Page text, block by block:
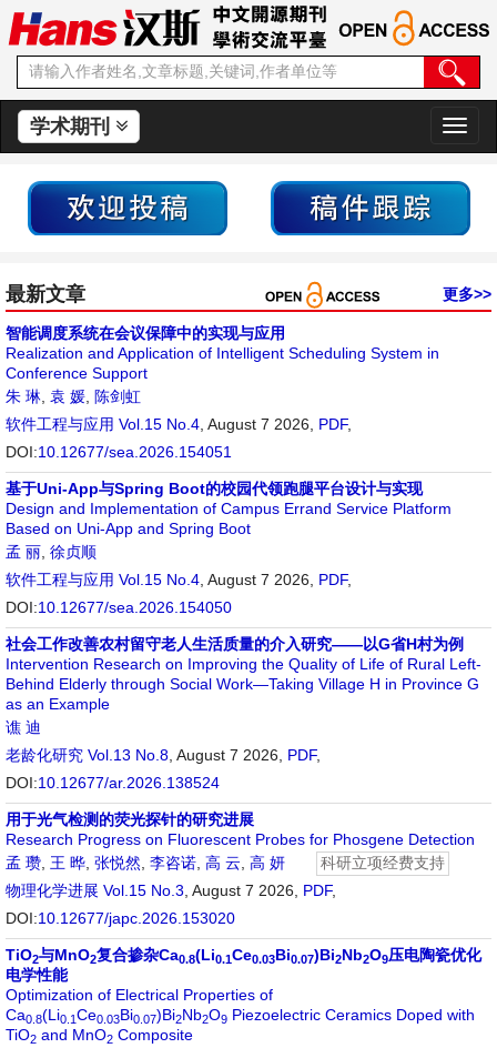
学术期刊
切
换
航
最新文章 更多>>
智能调度系统在会议保障中的实现与应用
Realization and Application of Intelligent Scheduling System in
Conference Support
朱 琳 袁 媛
陈剑虹
软件工程与应用 Vol.15 No.4 , August 7 2026, PDF,
DOI:10.12677/sea.2026.154051
基于Uni-App与Spring Boot的校园代领跑腿平台设计与实现
Design and Implementation of Campus Errand Service Platform
Based on Uni-App and Spring Boot
孟 丽 徐贞顺
软件工程与应用 Vol.15 No.4 , August 7 2026, PDF,
DOI:10.12677/sea.2026.154050
社会工作改善农村留守老人生活质量的介入研究——以G省H村为例
Intervention Research on Improving the Quality of Life of Rural Left-
Behind Elderly through Social Work—Taking Village H in Province G
as an Example
谯 迪
老龄化研究 Vol.13 No.8 , August 7 2026, PDF,
DOI:10.12677/ar.2026.138524
用于光气检测的荧光探针的研究进展
Research Progress on Fluorescent Probes for Phosgene Detection
孟 瓒 王 晔 张悦然 李咨诺 高 云 高 妍
科研立项经费支持
物理化学进展 Vol.15 No.3 , August 7 2026, PDF,
DOI:10.12677/japc.2026.153020
TiO2与MnO2复合掺杂Ca0.8(Li0.1Ce0.03Bi0.07)Bi2Nb2O9压电陶瓷优化
电学性能
Optimization of Electrical Properties of
Ca0.8(Li0.1Ce0.03Bi0.07)Bi2Nb2O9 Piezoelectric Ceramics Doped with
TiO2 and MnO2 Composite